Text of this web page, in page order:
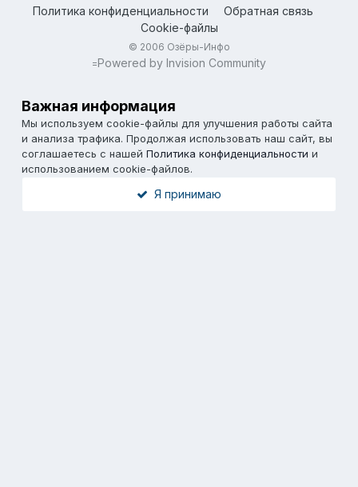
Политика конфиденциальности
Обратная связь
Cookie-файлы
© 2006 Озёры-Инфо
=Powered by Invision Community
Важная информация
Мы используем cookie-файлы для улучшения работы сайта
и анализа трафика. Продолжая использовать наш сайт, вы
соглашаетесь с нашей Политика конфиденциальности и
использованием cookie-файлов.
Я принимаю